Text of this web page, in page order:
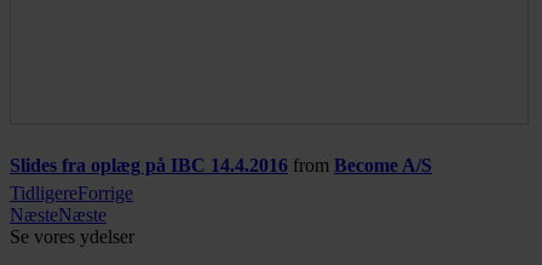
Slides fra oplæg på IBC 14.4.2016 from Become A/S
TidligereForrige
NæsteNæste
Se vores ydelser